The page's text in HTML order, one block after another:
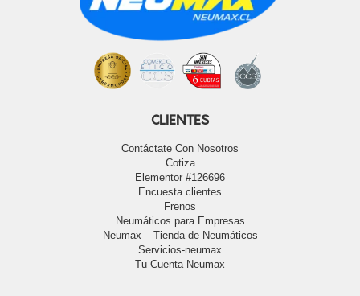
CLIENTES
Contáctate Con Nosotros
Cotiza
Elementor #126696
Encuesta clientes
Frenos
Neumáticos para Empresas
Neumax – Tienda de Neumáticos
Servicios-neumax
Tu Cuenta Neumax